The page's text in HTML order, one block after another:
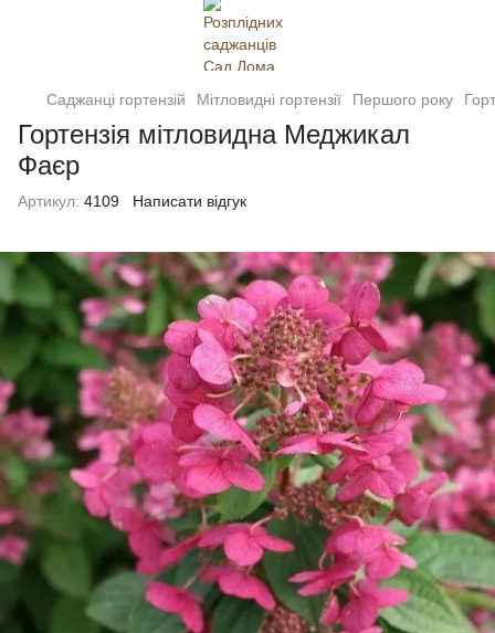
Саджанці гортензій Мітловидні гортензії Першого року
Гортензія мітловидна Меджикал
Фаєр
Артикул: 4109 Написати відгук